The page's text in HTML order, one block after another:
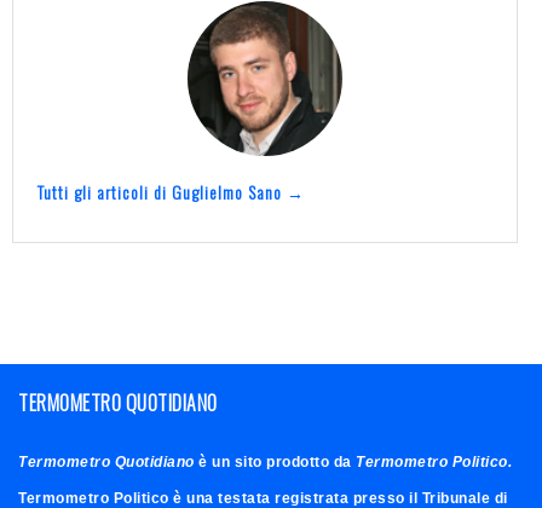
Tutti gli articoli di Guglielmo Sano →
TERMOMETRO QUOTIDIANO
Termometro Quotidiano è un sito prodotto da Termometro Politico.
Termometro Politico è una testata registrata presso il Tribunale di